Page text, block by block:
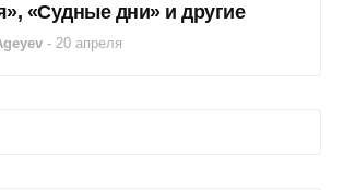
«Судные дни» и другие
- 20 апреля